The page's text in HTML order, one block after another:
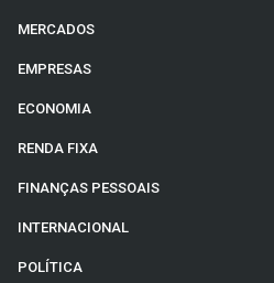
MERCADOS
EMPRESAS
ECONOMIA
RENDA FIXA
FINANÇAS PESSOAIS
INTERNACIONAL
POLÍTICA